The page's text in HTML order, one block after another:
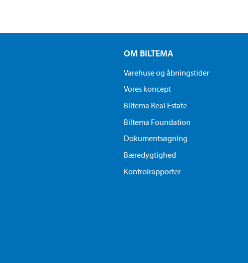
OM BILTEMA
Varehuse og åbningstider
Vores koncept
Biltema Real Estate
Biltema Foundation
Dokumentsøgning
Bæredygtighed
Kontrolrapporter